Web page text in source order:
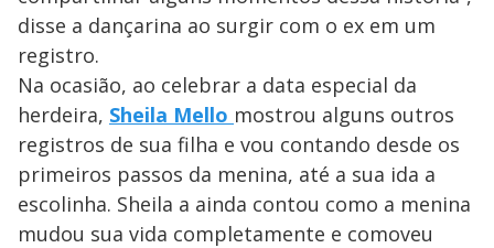
disse a dançarina ao surgir com o ex em um
registro.
Na ocasião, ao celebrar a data especial da
herdeira, Sheila Mello mostrou alguns outros
registros de sua filha e vou contando desde os
primeiros passos da menina, até a sua ida a
escolinha. Sheila a ainda contou como a menina
mudou sua vida completamente e comoveu